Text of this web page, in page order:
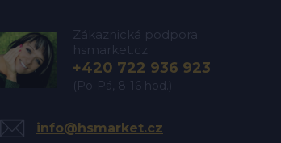
Zákaznická podpora
hsmarket.cz
+420 722 936 923
(Po-Pá, 8-16 hod.)
info@hsmarket.cz